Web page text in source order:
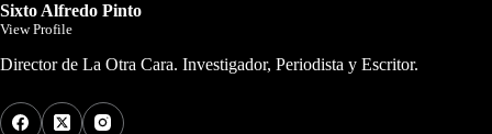
Sixto Alfredo Pinto
View Profile
Director de La Otra Cara. Investigador, Periodista y Escritor.